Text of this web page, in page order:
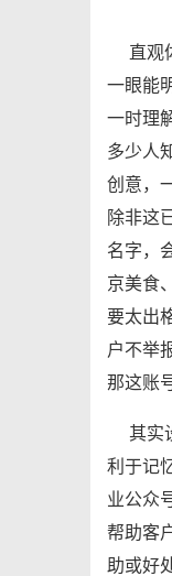
直观
一眼能
一时理
多少人
创意，
除非这
名字，
京美食
要太出
户不举
那这账
其实
利于记
业公众
帮助客
助或好